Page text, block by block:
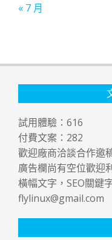
« 7 月
試用體驗： 616
付費文案： 282
歡迎廠商洽談合作邀
廣告欄尚有空位歡迎
橫幅文字，SEO關鍵
flylinux@gmail.com